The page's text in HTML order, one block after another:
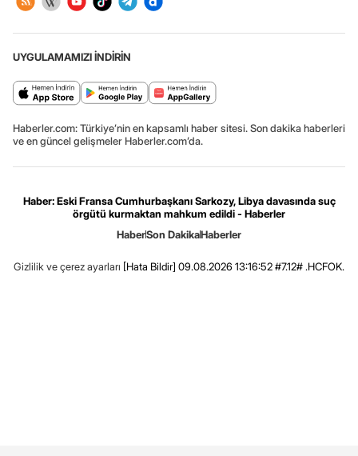
UYGULAMAMIZI İNDİRİN
Haberler.com: Türkiye’nin en kapsamlı haber sitesi. Son dakika haberleri
ve en güncel gelişmeler Haberler.com’da.
Haber: Eski Fransa Cumhurbaşkanı Sarkozy, Libya davasında suç
örgütü kurmaktan mahkum edildi - Haberler
HaberSon DakikaHaberler
Gizlilik ve çerez ayarları [Hata Bildir] 09.08.2026 13:16:52 #7.12# .HCFOK.